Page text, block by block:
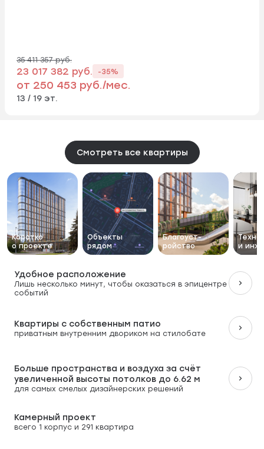
35 411 357 руб.
23 017 382 руб. -35%
от 250 453 руб./мес.
13 / 19 эт.
Смотреть все квартиры
Коротко
о проекте
Объекты
рядом
Благоуст-
ройство
и
Удобное расположение
Лишь несколько минут, чтобы оказаться в эпицентре
событий
Квартиры с собственным патио
приватным внутренним двориком на стилобате
Больше пространства и воздуха за счёт
увеличенной высоты потолков до 6.62 м
для самых смелых дизайнерских решений
Камерный проект
всего 1 корпус и 291 квартира